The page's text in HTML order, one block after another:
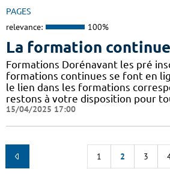
PAGES
relevance: 100%
La formation continue
Formations Dorénavant les pré
formations continues se font en
le lien dans les formations
restons à votre disposition pour
15/04/2025 17:00
1 2 3